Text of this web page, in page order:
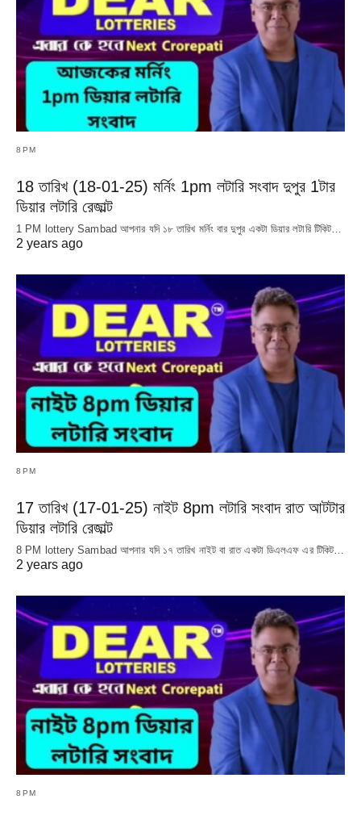
8PM
18 তারিখ (18-01-25) মর্নিং 1pm লটারি সংবাদ দুপুর 1টার
ডিয়ার লটারি রেজাল্ট
1 PM lottery Sambad আপনার যদি ১৮ তারিখ মর্নিং বার দুপুর একটা ডিয়ার লটারি টিকিট…
2 years ago
8PM
17 তারিখ (17-01-25) নাইট 8pm লটারি সংবাদ রাত আটটার
ডিয়ার লটারি রেজাল্ট
8 PM lottery Sambad আপনার যদি ১৭ তারিখ নাইট বা রাত একটা ডিএলএফ এর টিকিট…
2 years ago
8PM